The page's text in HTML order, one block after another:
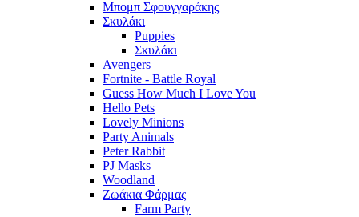
Μπομπ Σφουγγαράκης
Σκυλάκι
Puppies
Σκυλάκι
Avengers
Fortnite - Battle Royal
Guess How Much I Love You
Hello Pets
Lovely Minions
Party Animals
Peter Rabbit
PJ Masks
Woodland
Ζωάκια Φάρμας
Farm Party